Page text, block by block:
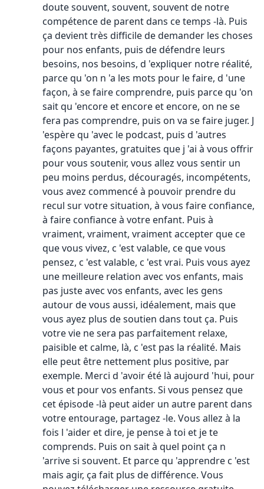
doute souvent, souvent, souvent de notre
compétence de parent dans ce temps -là. Puis
ça devient très difficile de demander les choses
pour nos enfants, puis de défendre leurs
besoins, nos besoins, d 'expliquer notre réalité,
parce qu 'on n 'a les mots pour le faire, d 'une
façon, à se faire comprendre, puis parce qu 'on
sait qu 'encore et encore et encore, on ne se
fera pas comprendre, puis on va se faire juger. J
'espère qu 'avec le podcast, puis d 'autres
façons payantes, gratuites que j 'ai à vous offrir
pour vous soutenir, vous allez vous sentir un
peu moins perdus, découragés, incompétents,
vous avez commencé à pouvoir prendre du
recul sur votre situation, à vous faire confiance,
à faire confiance à votre enfant. Puis à
vraiment, vraiment, vraiment accepter que ce
que vous vivez, c 'est valable, ce que vous
pensez, c 'est valable, c 'est vrai. Puis vous ayez
une meilleure relation avec vos enfants, mais
pas juste avec vos enfants, avec les gens
autour de vous aussi, idéalement, mais que
vous ayez plus de soutien dans tout ça. Puis
votre vie ne sera pas parfaitement relaxe,
paisible et calme, là, c 'est pas la réalité. Mais
elle peut être nettement plus positive, par
exemple. Merci d 'avoir été là aujourd 'hui, pour
vous et pour vos enfants. Si vous pensez que
cet épisode -là peut aider un autre parent dans
votre entourage, partagez -le. Vous allez à la
fois l 'aider et dire, je pense à toi et je te
comprends. Puis on sait à quel point ça n
'arrive si souvent. Et parce qu 'apprendre c 'est
mais agir, ça fait plus de différence. Vous